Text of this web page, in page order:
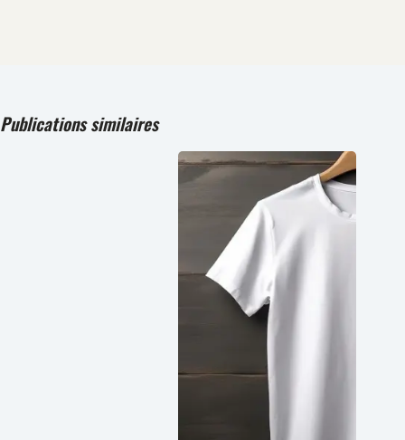
Publications similaires